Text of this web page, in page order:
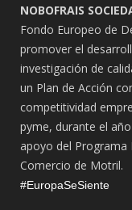
NOBOFRAIS
Fondo Europeo de
promover el
investigación de
un Plan de Acción
competitividad
pyme, durante el
apoyo del Programa
Comercio de Motril.
#EuropaSeSiente